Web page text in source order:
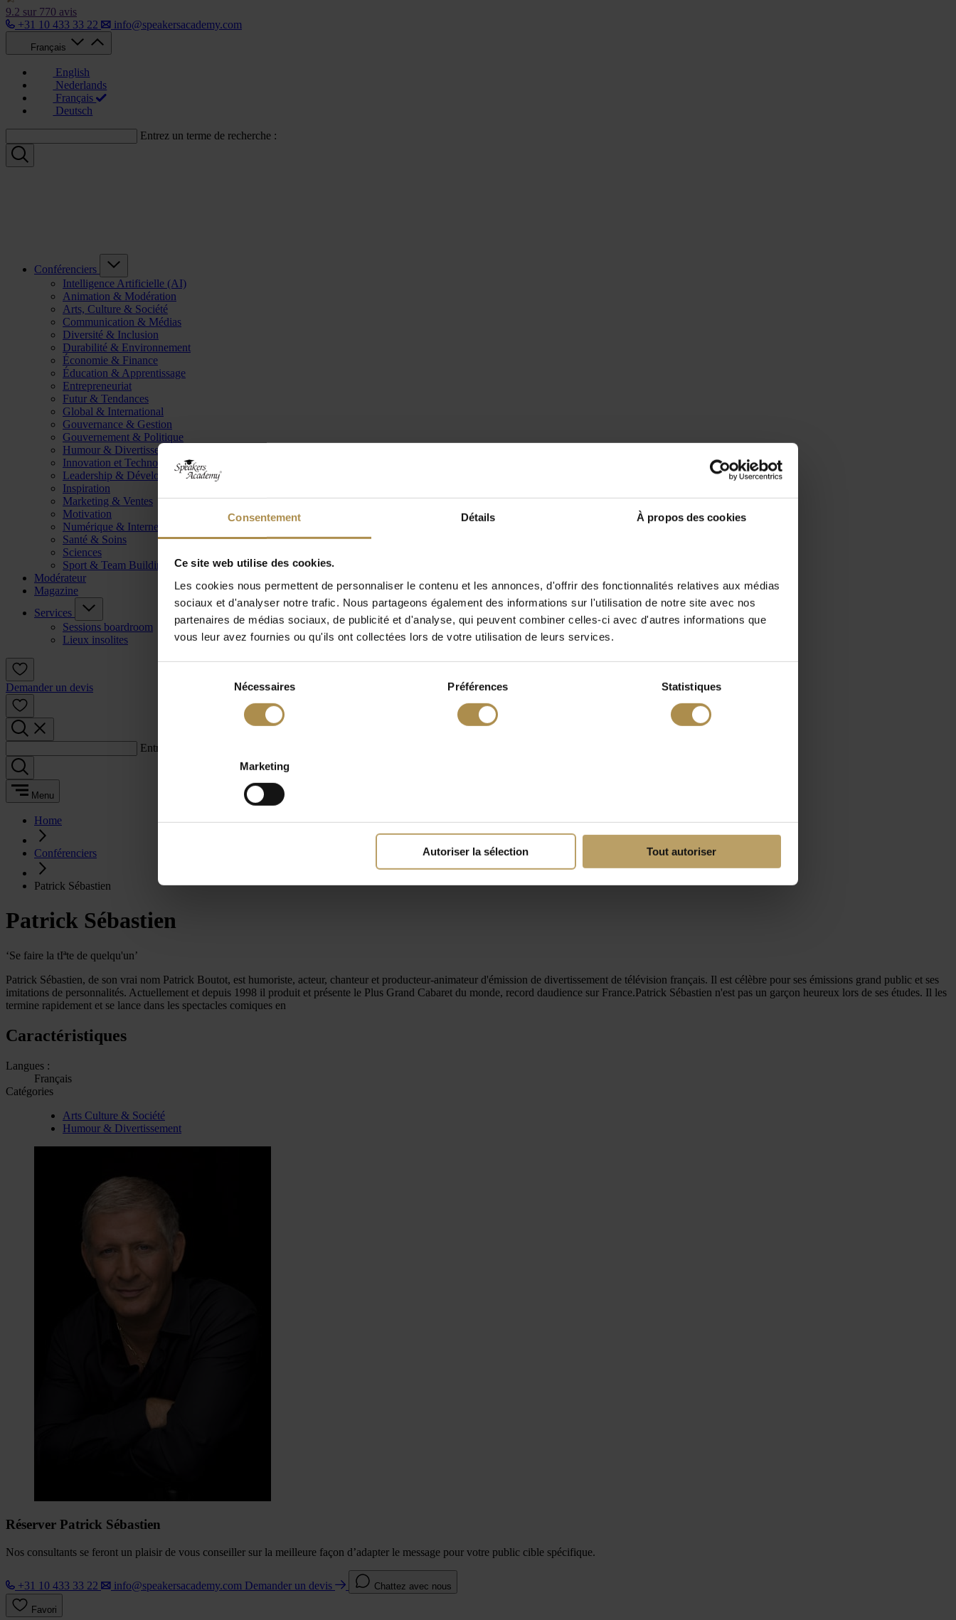
Consentement Détails À propos des cookies
Ce site web utilise des cookies.
Les cookies nous permettent de personnaliser le contenu et les annonces, d'offrir des fonctionnalités relatives aux médias
sociaux et d'analyser notre trafic. Nous partageons également des informations sur l'utilisation de notre site avec nos
partenaires de médias sociaux, de publicité et d'analyse, qui peuvent combiner celles-ci avec d'autres informations que
vous leur avez fournies ou qu'ils ont collectées lors de votre utilisation de leurs services.
Nécessaires Préférences Statistiques
Marketing
Autoriser la sélection Tout autoriser
9.2 sur 770 avis
+31 10 433 33 22
info@speakersacademy.com
Français
English
Nederlands
Français
Deutsch
Entrez un terme de recherche :
Conférenciers
Intelligence Artificielle (AI)
Animation & Modération
Arts, Culture & Société
Communication & Médias
Diversité & Inclusion
Durabilité & Environnement
Économie & Finance
Éducation & Apprentissage
Entrepreneuriat
Futur & Tendances
Global & International
Gouvernance & Gestion
Gouvernement & Politique
Humour & Divertissement
Innovation et Technologie
Leadership & Développement
Inspiration
Marketing & Ventes
Motivation
Numérique & Internet
Santé & Soins
Sciences
Sport & Team Building
Modérateur
Magazine
Services
Sessions boardroom
Lieux insolites
Demander un devis
Entrez un terme de recherche :
Menu
Home
Conférenciers
Patrick Sébastien
Patrick Sébastien
‘Se faire la tIªte de quelqu'un’
Patrick Sébastien, de son vrai nom Patrick Boutot, est humoriste, acteur, chanteur et producteur-animateur d'émission de divertissement de télévision français. Il est célèbre pour ses émissions grand public et ses
imitations de personnalités. Actuellement et depuis 1998 il produit et présente le Plus Grand Cabaret du monde, record daudience sur France.Patrick Sébastien n'est pas un garçon heureux lors de ses études. Il les
termine rapidement et se lance dans les spectacles comiques en
Caractéristiques
Langues :
Français
Catégories
Arts Culture & Société
Humour & Divertissement
Réserver Patrick Sébastien
Nos consultants se feront un plaisir de vous conseiller sur la meilleure façon d’adapter le message pour votre public cible spécifique.
+31 10 433 33 22 info@speakersacademy.com Demander un devis Chattez avec nous
Favori